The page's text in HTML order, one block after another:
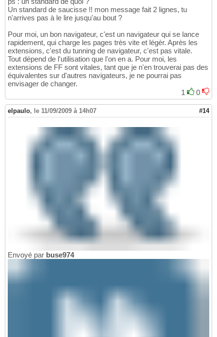
Un standard de saucisse !! mon message fait 2 lignes, tu
n'arrives pas à le lire jusqu'au bout ?
Pour moi, un bon navigateur, c'est un navigateur qui se lance
rapidement, qui charge les pages très vite et légèr. Après les
extensions, c'est du tunning de navigateur, c'est pas vitale.
Tout dépend de l'utilisation que l'on en a. Pour moi, les
extensions de FF sont vitales, tant que je n'en trouverai pas des
équivalentes sur d'autres navigateurs, je ne pourrai pas
envisager de changer.
1
0
elpaulo, le 11/09/2009 à 14h07 #14
Envoyé par buse974